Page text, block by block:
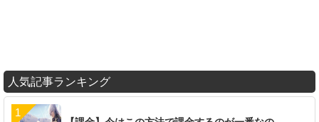
人気記事ランキング